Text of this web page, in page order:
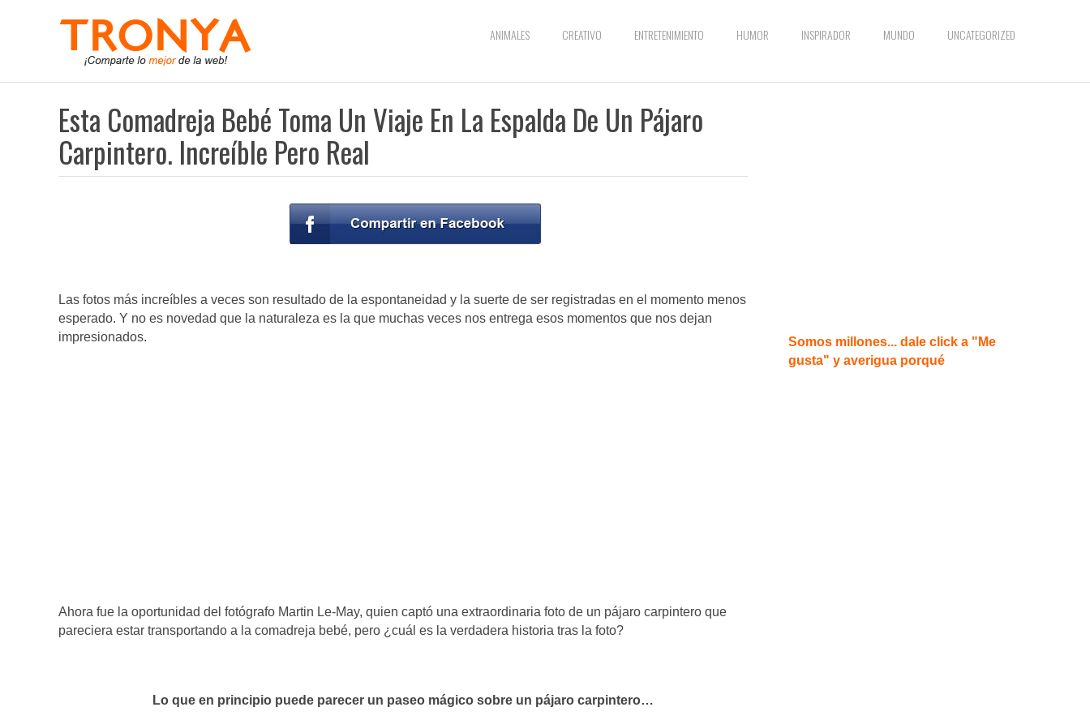
ANIMALES CREATIVO ENTRETENIMIENTO HUMOR INSPIRADOR MUNDO UNCATEGORIZED
Esta Comadreja Bebé Toma Un Viaje En La Espalda De Un Pájaro
Carpintero. Increíble Pero Real
Las fotos más increíbles a veces son resultado de la espontaneidad y la suerte de ser registradas en el momento menos
esperado. Y no es novedad que la naturaleza es la que muchas veces nos entrega esos momentos que nos dejan
impresionados.
Ahora fue la oportunidad del fotógrafo Martin Le-May, quien captó una extraordinaria foto de un pájaro carpintero que
pareciera estar transportando a la comadreja bebé, pero ¿cuál es la verdadera historia tras la foto?
Lo que en principio puede parecer un paseo mágico sobre un pájaro carpintero…
Somos millones... dale click a "Me
gusta" y averigua porqué